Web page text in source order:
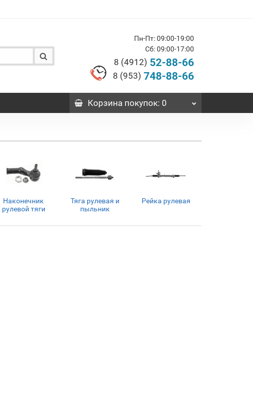
Пн-Пт: 09:00-19:00
Сб: 09:00-17:00
8 (4912) 52-88-66
8 (953) 748-88-66
Корзинапокупок: 0
Наконечник
рулевой тяги
Тяга рулевая и
пыльник
Рейка рулевая